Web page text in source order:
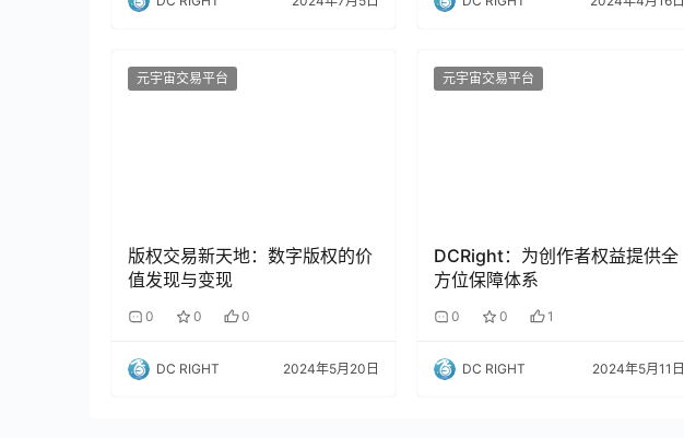
元宇宙交易平台
版权交易新天地：数字版权的价
值发现与变现
0 0 0
DC RIGHT 2024年5月20日
元宇宙交易平台
DCRight：为创作者权益提供全
方位保障体系
0 0 1
DC RIGHT 2024年5月11日